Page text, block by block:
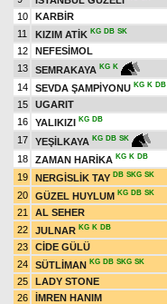
10
KARBİR
11
KIZIM ATİK KG DB SK
12
NEFESİMOL
13
SEMRAKAYA KG K
14
SEVDA ŞAMPİYONU KG K DB
15
UGARIT
16
YALIKIZI KG DB
17
YEŞİLKAYA KG DB SK
18
ZAMAN HARİKA KG K DB
19
NERGİSLİK TAY DB SKG SK
20
GÜZEL HUYLUM KG DB SK
21
AL SEHER
22
JULNAR KG K DB
23
CİDE GÜLÜ
24
SÜTLİMAN KG DB SKG SK
25
LADY STONE
26
İMREN HANIM